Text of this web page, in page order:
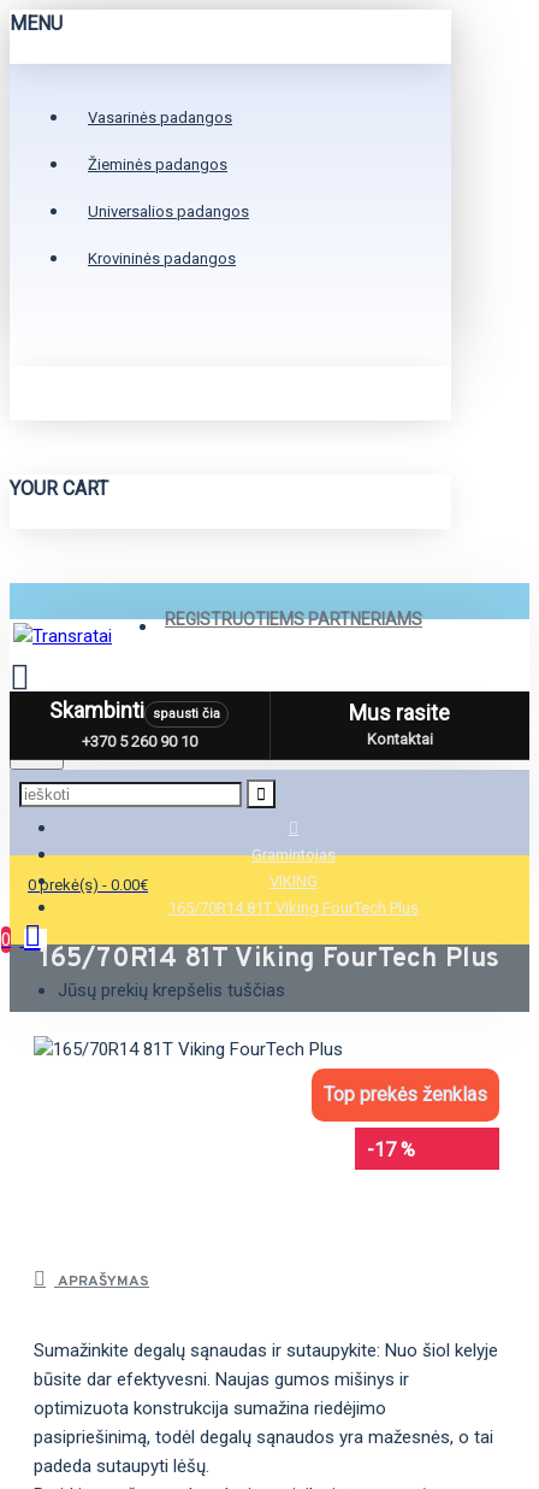
MENU
Vasarinės padangos
Žieminės padangos
Universalios padangos
Krovininės padangos
YOUR CART
REGISTRUOTIEMS PARTNERIAMS
Menu
0 prekė(s) - 0.00€
0
Jūsų prekių krepšelis tuščias
Skambinti spausti čia
+370 5 260 90 10
Mus rasite
Kontaktai
Gramintojas
VIKING
165/70R14 81T Viking FourTech Plus
165/70R14 81T Viking FourTech Plus
Top prekės ženklas
-17 %
APRAŠYMAS
Sumažinkite degalų sąnaudas ir sutaupykite: Nuo šiol kelyje
būsite dar efektyvesni. Naujas gumos mišinys ir
optimizuota konstrukcija sumažina riedėjimo
pasipriešinimą, todėl degalų sąnaudos yra mažesnės, o tai
padeda sutaupyti lėšų.